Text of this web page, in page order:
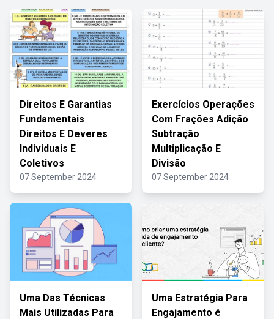
Direitos E Garantias
Fundamentais
Direitos E Deveres
Individuais E
Coletivos
07 September 2024
Exercícios Operações
Com Frações Adição
Subtração
Multiplicação E
Divisão
07 September 2024
Uma Das Técnicas
Mais Utilizadas Para
Uma Estratégia Para
Engajamento é